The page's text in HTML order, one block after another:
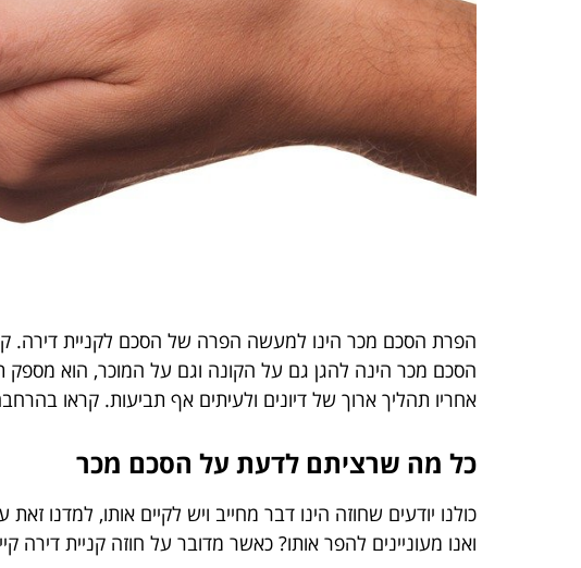
הפרת הסכם מכר הינו למעשה הפרה של הסכם לקניית דירה.
הסכם מכר הינה להגן גם על הקונה וגם על המוכר, הוא מספק
אחריו תהליך ארוך של דיונים ולעיתים אף תביעות. קראו
כל מה שרציתם לדעת על הסכם מכר
כולנו יודעים שחוזה הינו דבר מחייב ויש לקיים אותו, למדנו
ואנו מעוניינים להפר אותו? כאשר מדובר על חוזה קניית